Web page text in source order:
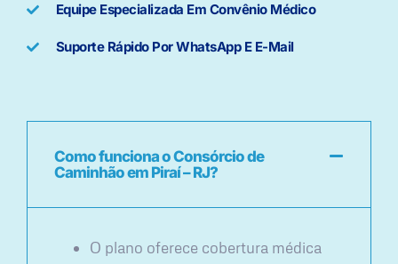
Equipe Especializada Em Convênio Médico
Suporte Rápido Por WhatsApp E E-Mail
Como funciona o Consórcio de
Caminhão em Piraí – RJ?
O plano oferece cobertura médica